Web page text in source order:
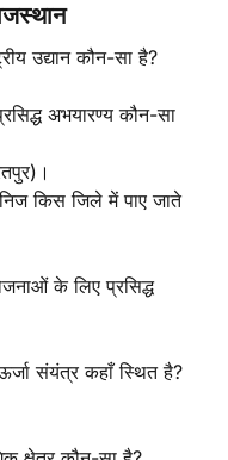
उद्यान कौन-सा है?
अभयारण्य कौन-सा
किस जिले में पाए जाते
के लिए प्रसिद्ध
संयंत्र कहाँ स्थित है?